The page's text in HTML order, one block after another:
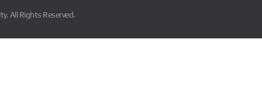
All Rights Reserved.